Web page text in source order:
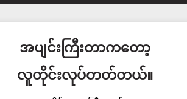
အပျင်းကြီးတာကတော့
လူတိုင်းလုပ်တတ်တယ်။